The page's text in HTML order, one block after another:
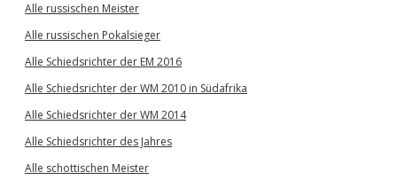
Alle russischen Meister
Alle russischen Pokalsieger
Alle Schiedsrichter der EM 2016
Alle Schiedsrichter der WM 2010 in Südafrika
Alle Schiedsrichter der WM 2014
Alle Schiedsrichter des Jahres
Alle schottischen Meister